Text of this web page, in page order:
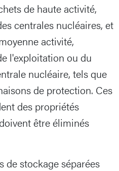
de haute activité,
centrales nucléaires, et
activité,
l'exploitation ou du
nucléaire, tels que
de protection. Ces
des propriétés
être éliminés
de stockage séparées